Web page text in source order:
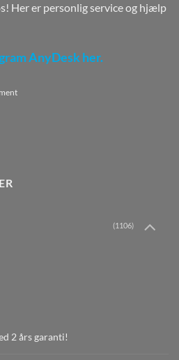
Her er personlig service og hjælp
AnyDesk her.
(1106)
2 års garanti!